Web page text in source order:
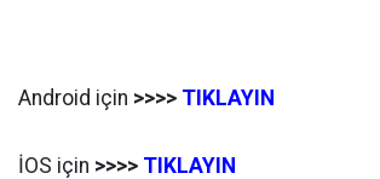
Android için >>>> TIKLAYIN
İOS için >>>> TIKLAYIN